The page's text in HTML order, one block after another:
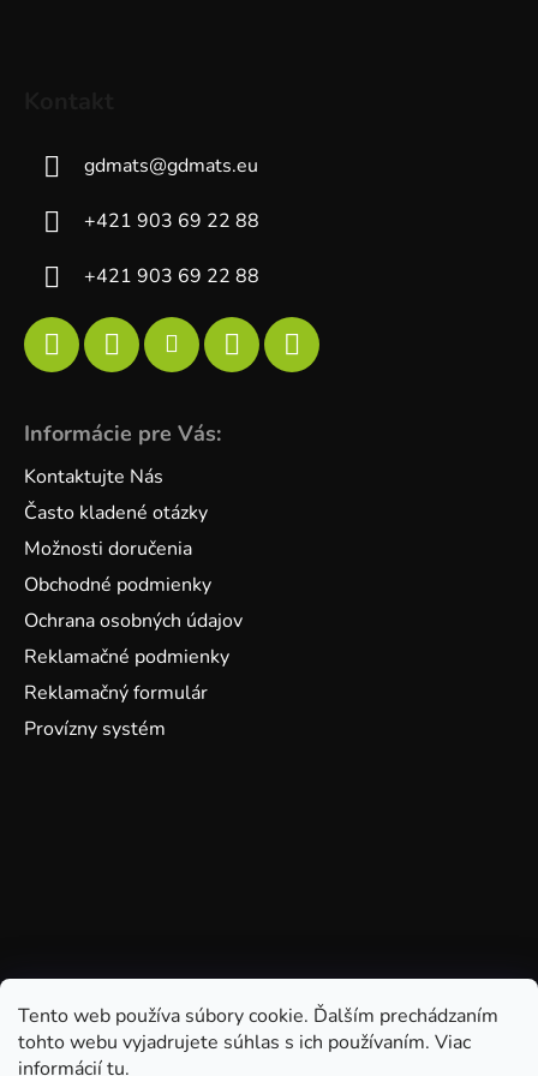
Tento web používa súbory cookie. Ďalším prechádzaním
tohto webu vyjadrujete súhlas s ich používaním. Viac
informáciítu.
gdmats@gdmats.eu
+421 903 69 22 88
+421 903 69 22 88
Informácie pre Vás:
Kontaktujte Nás
Často kladené otázky
Možnosti doručenia
Obchodné podmienky
Ochrana osobných údajov
Reklamačné podmienky
Reklamačný formulár
Provízny systém